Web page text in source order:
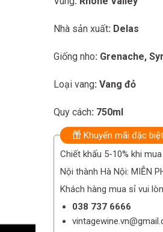
Nhà sản xuất: Delas
Giống nho: Grenache,
Loại vang: Vang đỏ
Quy cách: 750ml
Khuyến mãi đặc biệt
Chiết khấu 5-10% khi
Nội thành Hà Nội: MIỄN
Khách hàng mua sỉ vui
038 737 6666